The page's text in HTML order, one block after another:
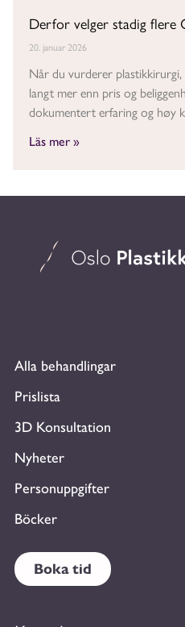
Derfor velger stadig flere
20. januar 2026
Når du vurderer
langt mer enn pris og
dokumentert erfaring og høy
Läs mer »
Alla behandlingar
Prislista
3D Konsultation
Nyheter
Personuppgifter
Böcker
Boka tid